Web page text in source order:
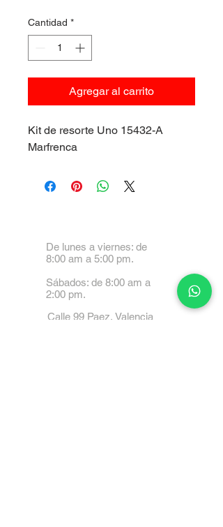
Cantidad *
Agregar al carrito
Kit de resorte Uno 15432-A
Marfrenca
De lunes a viernes: de
8:00 am a 5:00 pm.
Sábados: de 8:00 am a
2:00 pm.
Calle 99 Paez, Valencia